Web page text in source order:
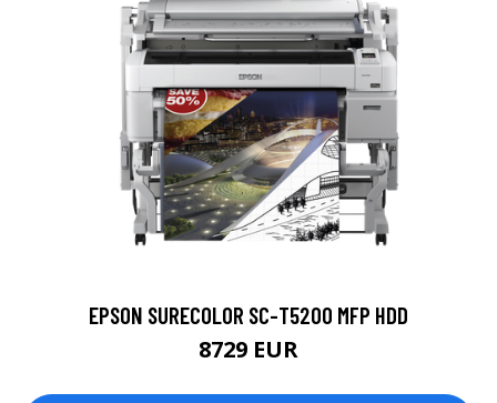
EPSON SURECOLOR SC-T5200 MFP HDD
8729 EUR